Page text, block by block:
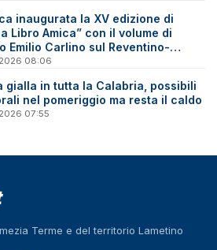
inaugurata la XV edizione di
Libro Amica” con il volume di
Emilio Carlino sul Reventino-
08:06
gialla in tutta la Calabria, possibili
nel pomeriggio ma resta il caldo
07:55
Terme e del territorio Lametino